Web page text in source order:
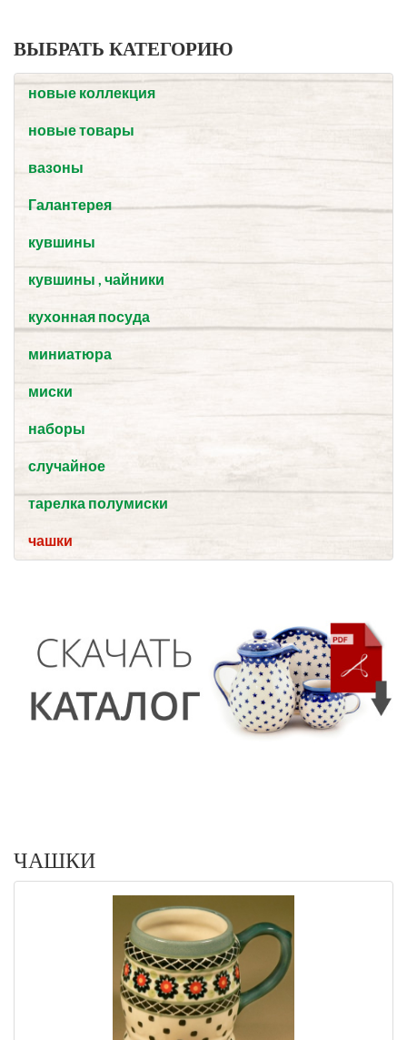
ВЫБРАТЬ КАТЕГОРИЮ
новые коллекция
новые товары
вазоны
Галантерея
кувшины
кувшины , чайники
кухонная посуда
миниатюра
миски
наборы
случайное
тарелка полумиски
чашки
ЧАШКИ